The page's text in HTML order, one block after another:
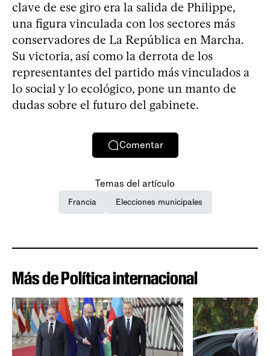
clave de ese giro era la salida de Philippe,
una figura vinculada con los sectores más
conservadores de La República en Marcha.
Su victoria, así como la derrota de los
representantes del partido más vinculados a
lo social y lo ecológico, pone un manto de
dudas sobre el futuro del gabinete.
Comentar
Temas del artículo
Francia Elecciones municipales
Más de Política internacional